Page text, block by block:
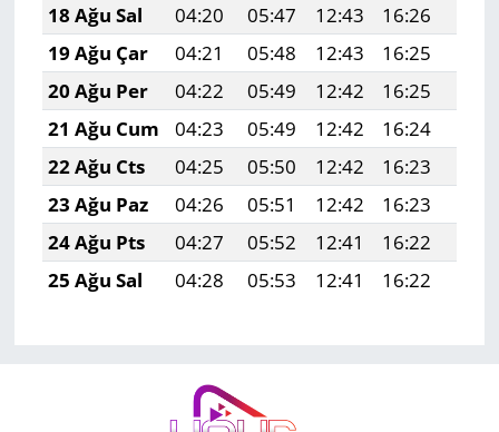
18 Ağu Sal
04:20 05:47 12:43 16:26
19 Ağu Çar
04:21 05:48 12:43 16:25
20 Ağu Per
04:22 05:49 12:42 16:25
21 Ağu Cum
04:23 05:49 12:42 16:24
22 Ağu Cts
04:25 05:50 12:42 16:23
23 Ağu Paz
04:26 05:51 12:42 16:23
24 Ağu Pts
04:27 05:52 12:41 16:22
25 Ağu Sal
04:28 05:53 12:41 16:22